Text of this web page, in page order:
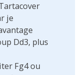
je
Dd3, plus
Fg4 ou